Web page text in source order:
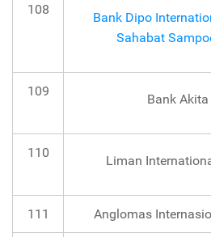
108
Bank Dipo
Sahabat
109
Bank Akita
110
Liman
111 Anglomas